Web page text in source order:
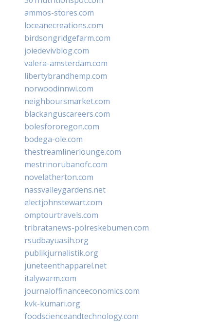
ammos-stores.com
loceanecreations.com
birdsongridgefarm.com
joiedevivblog.com
valera-amsterdam.com
libertybrandhemp.com
norwoodinnwi.com
neighboursmarket.com
blackanguscareers.com
bolesfororegon.com
bodega-ole.com
thestreamlinerlounge.com
mestrinorubanofc.com
novelatherton.com
nassvalleygardens.net
electjohnstewart.com
omptourtravels.com
tribratanews-polreskebumen.com
rsudbayuasih.org
publikjurnalistik.org
juneteenthapparel.net
italywarm.com
journaloffinanceeconomics.com
kvk-kumari.org
foodscienceandtechnology.com